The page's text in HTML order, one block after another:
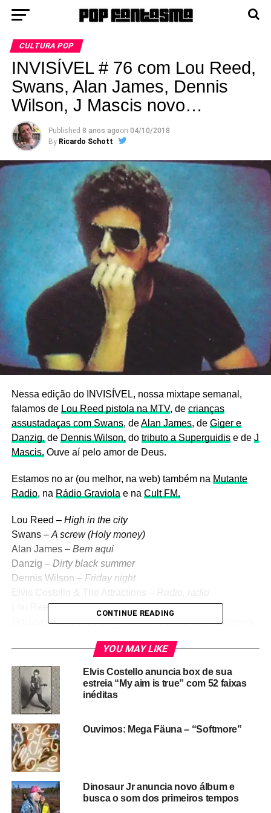
CULTURA POP
INVISÍVEL # 76 com Lou Reed,
Swans, Alan James, Dennis
Wilson, J Mascis novo…
Published 8 anos agoon 04/10/2018
By Ricardo Schott
Nessa edição do INVISÍVEL, nossa mixtape semanal,
falamos de Lou Reed pistola na MTV, de crianças
assustadaças com Swans, deAlan James, de Giger e
Danzig, de Dennis Wilson, do tributo a Superguidise de J
Mascis. Ouve aí pelo amor de Deus.
Estamos no ar (ou melhor, na web) também na Mutante
Radio, na Rádio Graviola e na Cult FM.
Lou Reed – High in the city
Swans – A screw (Holy money)
Alan James – Bem aqui
Danzig – Dirty black summer
Dennis Wilson – Friday night
Lou Reed –The original wrapper
Gustavo Telles e Os Escolhidos –Do seu amor, primeiro
J Mascis –See you at the movies
Superguidis –
The Only Ones –No solution
Kim Fowley –
The trip
Iggy Pop –Nightclubbing
Morphine –
Thursday
CONTINUE READING
YOU MAY LIKE
Elvis Costello anuncia box de sua
estreia “My aim is true” com 52 faixas
inéditas
Ouvimos: Mega Fäuna – “Softmore”
Dinosaur Jr anuncia novo álbum e
busca o som dos primeiros tempos